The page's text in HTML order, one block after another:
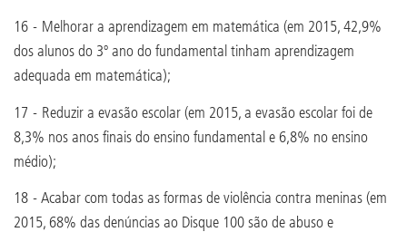
16 - Melhorar a aprendizagem em matemática (em 2015, 42,9%
dos alunos do 3º ano do fundamental tinham aprendizagem
adequada em matemática);
17 - Reduzir a evasão escolar (em 2015, a evasão escolar foi de
8,3% nos anos finais do ensino fundamental e 6,8% no ensino
médio);
18 - Acabar com todas as formas de violência contra meninas (em
2015, 68% das denúncias ao Disque 100 são de abuso e